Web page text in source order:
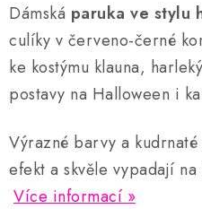
Dámská paruka ve stylu
culíky v červeno-černé
ke kostýmu klauna,
postavy na Halloween i
Výrazné barvy a
efekt a skvěle vypadají
Více informací